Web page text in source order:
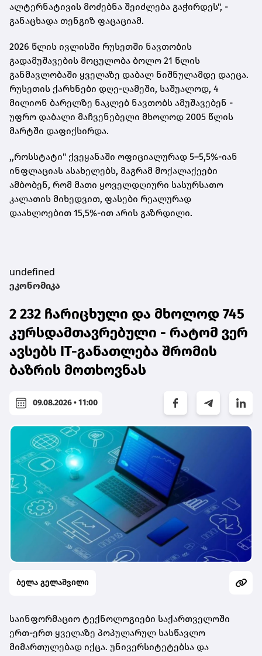
ალტერნატივის მოძებნა შეიძლება გაჭირდეს", -
განაცხადა თენგიზ ფაცაციამ.
2026 წლის ივლისში რუსეთში ნავთობის
გადამუშავების მოცულობა ბოლო 21 წლის
განმავლობაში ყველაზე დაბალ ნიშნულამდე დაეცა.
რუსეთის ქარხნები დღე-ღამეში, საშუალოდ, 4
მილიონ ბარელზე ნაკლებ ნავთობს ამუშავებენ -
უფრო დაბალი მაჩვენებელი მხოლოდ 2005 წლის
მარტში დაფიქსირდა.
,,როსსტატი" ქვეყანაში ოფიციალურად 5–5,5%-იან
ინფლაციას ასახელებს, მაგრამ მოქალაქეები
ამბობენ, რომ მათი ყოველდღიური სასურსათო
კალათის მიხედვით, ფასები რეალურად
დაახლოებით 15,5%-ით არის გაზრდილი.
undefined
ეკონომიკა
2 232 ჩარიცხული და მხოლოდ 745
კურსდამთავრებული - რატომ ვერ
ავსებს IT-განათლება შრომის
ბაზრის მოთხოვნას
09.08.2026 • 11:00
ბელა გელაშვილი
საინფორმაციო ტექნოლოგიები საქართველოში
ერთ-ერთ ყველაზე პოპულარულ სასწავლო
მიმართულებად იქცა. უნივერსიტეტებსა და